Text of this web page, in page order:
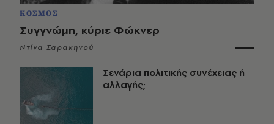
ΚΟΣΜΟΣ
Συγγνώμη, κύριε Φώκνερ
Ντίνα Σαρακηνού
Σενάρια πολιτικής συνέχειας ή
αλλαγής;